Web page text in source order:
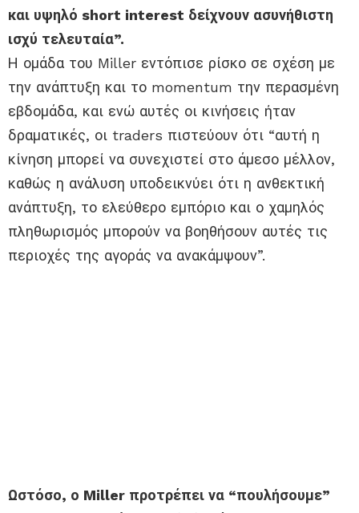
και υψηλό short interest δείχνουν ασυνήθιστη
ισχύ τελευταία”.
Η ομάδα του Miller εντόπισε ρίσκο σε σχέση με
την ανάπτυξη και το momentum την περασμένη
εβδομάδα, και ενώ αυτές οι κινήσεις ήταν
δραματικές, οι traders πιστεύουν ότι “αυτή η
κίνηση μπορεί να συνεχιστεί στο άμεσο μέλλον,
καθώς η ανάλυση υποδεικνύει ότι η ανθεκτική
ανάπτυξη, το ελεύθερο εμπόριο και ο χαμηλός
πληθωρισμός μπορούν να βοηθήσουν αυτές τις
περιοχές της αγοράς να ανακάμψουν”.
Ωστόσο, ο Miller προτρέπει να “πουλήσουμε”